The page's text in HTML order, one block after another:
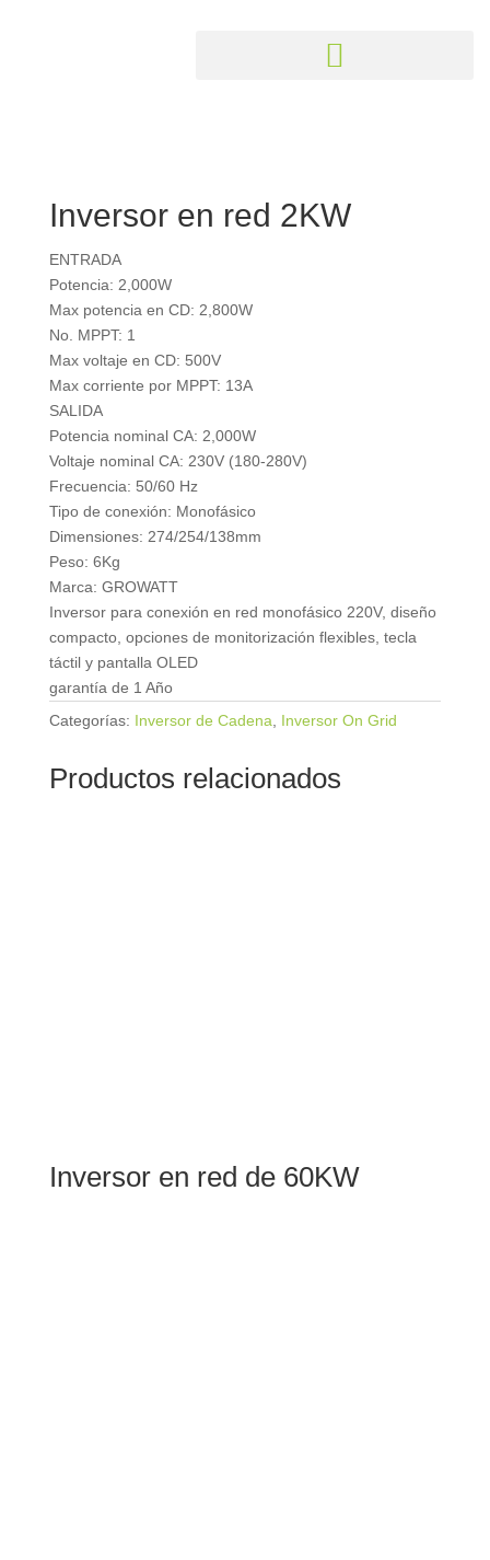
Inversor en red 2KW
ENTRADA
Potencia: 2,000W
Max potencia en CD: 2,800W
No. MPPT: 1
Max voltaje en CD: 500V
Max corriente por MPPT: 13A
SALIDA
Potencia nominal CA: 2,000W
Voltaje nominal CA: 230V (180-280V)
Frecuencia: 50/60 Hz
Tipo de conexión: Monofásico
Dimensiones: 274/254/138mm
Peso: 6Kg
Marca: GROWATT
Inversor para conexión en red monofásico 220V, diseño
compacto, opciones de monitorización flexibles, tecla
táctil y pantalla OLED
garantía de 1 Año
Categorías: Inversor de Cadena Inversor On Grid
Productos relacionados
Inversor en red de 60KW